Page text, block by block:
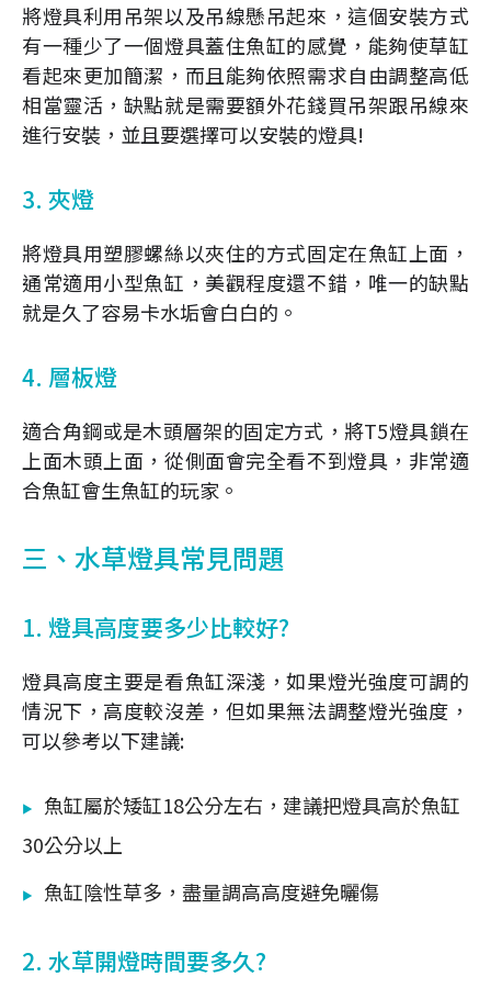
將燈具利用吊架以及吊線懸吊起來，這個安裝方式
有一種少了一個燈具蓋住魚缸的感覺，能夠使草缸
看起來更加簡潔，而且能夠依照需求自由調整高低
相當靈活，缺點就是需要額外花錢買吊架跟吊線來
進行安裝，並且要選擇可以安裝的燈具!
3. 夾燈
將燈具用塑膠螺絲以夾住的方式固定在魚缸上面，
通常適用小型魚缸，美觀程度還不錯，唯一的缺點
就是久了容易卡水垢會白白的。
4. 層板燈
適合角鋼或是木頭層架的固定方式，將T5燈具鎖在
上面木頭上面，從側面會完全看不到燈具，非常適
合魚缸會生魚缸的玩家。
三、水草燈具常見問題
1. 燈具高度要多少比較好?
燈具高度主要是看魚缸深淺，如果燈光強度可調的
情況下，高度較沒差，但如果無法調整燈光強度，
可以參考以下建議:
魚缸屬於矮缸18公分左右，建議把燈具高於魚缸
30公分以上
魚缸陰性草多，盡量調高高度避免曬傷
2. 水草開燈時間要多久?